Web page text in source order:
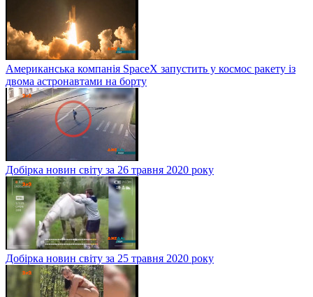
Американська компанія SpaceX запустить у космос ракету із
двома астронавтами на борту
Добірка новин світу за 26 травня 2020 року
Добірка новин світу за 25 травня 2020 року